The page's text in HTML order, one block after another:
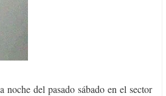
del pasado sábado en el sector